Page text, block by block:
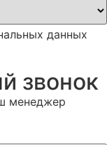
данных
звонок
менеджер